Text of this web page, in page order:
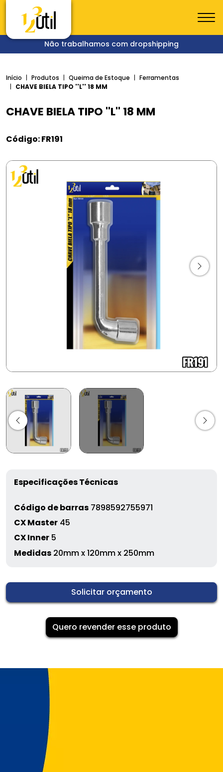
Não trabalhamos com dropshipping
Início Produtos Queima de Estoque
Ferramentas
CHAVE BIELA TIPO ''L'' 18 MM
CHAVE BIELA TIPO ''L'' 18 MM
Código: FR191
Especificações Técnicas
Código de barras 7898592755971
CX Master 45
CX Inner 5
Medidas 20mm x 120mm x 250mm
Solicitar orçamento
Quero revender esse produto